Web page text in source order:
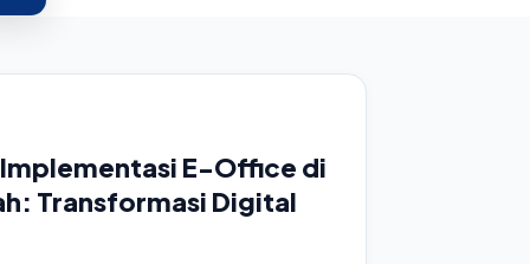
E-Office di
Transformasi Digital